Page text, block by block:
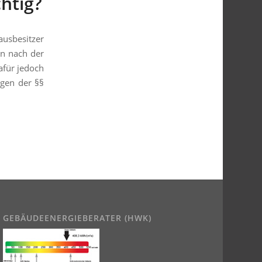
nach der
jedoch
der §§
GEBÄUDEENERGIEBERATER (HWK)